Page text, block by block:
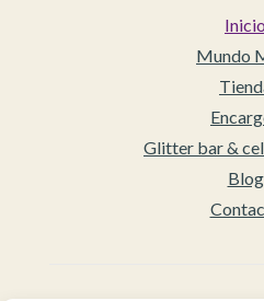
Inicio
Mundo
Glitter bar &
Blog